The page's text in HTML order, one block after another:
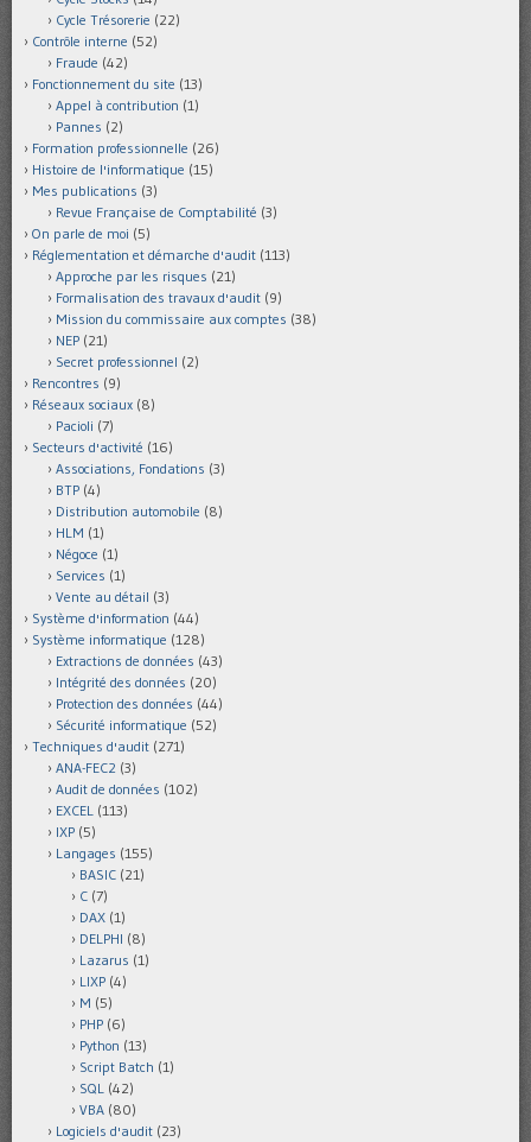
Cycle Trésorerie (22)
Contrôle interne (52)
Fraude (42)
Fonctionnement du site (13)
Appel à contribution (1)
Pannes (2)
Formation professionnelle (26)
Histoire de l'informatique (15)
Mes publications (3)
Revue Française de Comptabilité (3)
On parle de moi (5)
Réglementation et démarche d'audit (113)
Approche par les risques (21)
Formalisation des travaux d'audit (9)
Mission du commissaire aux comptes (38)
NEP (21)
Secret professionnel (2)
Rencontres (9)
Réseaux sociaux (8)
Pacioli (7)
Secteurs d'activité (16)
Associations, Fondations (3)
BTP (4)
Distribution automobile (8)
HLM (1)
Négoce (1)
Services (1)
Vente au détail (3)
Système d'information (44)
Système informatique (128)
Extractions de données (43)
Intégrité des données (20)
Protection des données (44)
Sécurité informatique (52)
Techniques d'audit (271)
ANA-FEC2 (3)
Audit de données (102)
EXCEL (113)
IXP (5)
Langages (155)
BASIC (21)
C (7)
DAX (1)
DELPHI (8)
Lazarus (1)
LIXP (4)
M (5)
PHP (6)
Python (13)
Script Batch (1)
SQL (42)
VBA (80)
Logiciels d'audit (23)